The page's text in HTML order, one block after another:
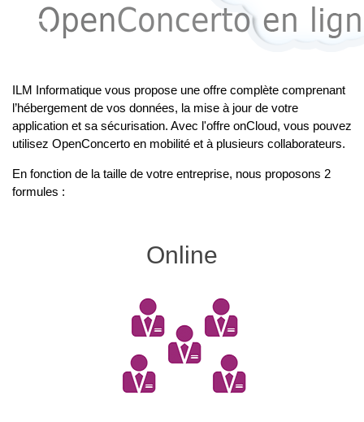
ILM Informatique vous propose une offre complète comprenant
l’hébergement de vos données, la mise à jour de votre
application et sa sécurisation. Avec l'offre onCloud, vous pouvez
utilisez OpenConcerto en mobilité et à plusieurs collaborateurs.
En fonction de la taille de votre entreprise, nous proposons 2
formules :
Online